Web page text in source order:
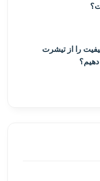
را از تیشرت